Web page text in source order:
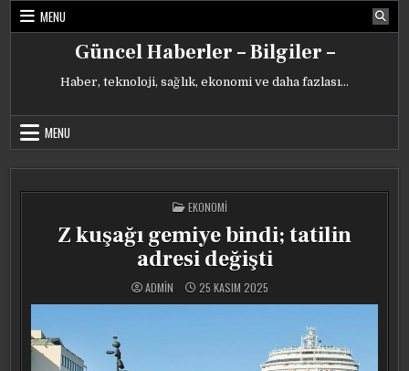
Skip
MENU
Güncel Haberler – Bilgiler –
Haber, teknoloji, sağlık, ekonomi ve daha fazlası…
MENU
POSTED
IN
EKONOMI
Z kuşağı gemiye bindi; tatilin
adresi değişti
ADMIN 25 KASIM 2025